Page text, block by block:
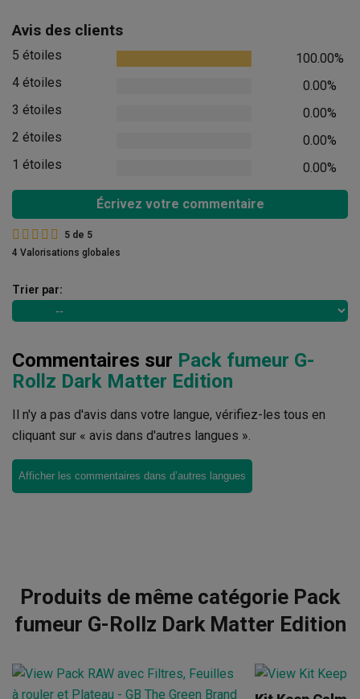
Avis des clients
5 étoiles
100.00%
4 étoiles
0.00%
3 étoiles
0.00%
2 étoiles
0.00%
1 étoiles
0.00%
Écrivez votre commentaire
5 de 5
4 Valorisations globales
Trier par:
Commentaires sur Pack fumeur G-
Rollz Dark Matter Edition
Il n'y a pas d'avis dans votre langue, vérifiez-les tous en
cliquant sur « avis dans d'autres langues ».
Afficher les commentaires dans d’autres langues
Produits de même catégorie Pack
fumeur G-Rollz Dark Matter Edition